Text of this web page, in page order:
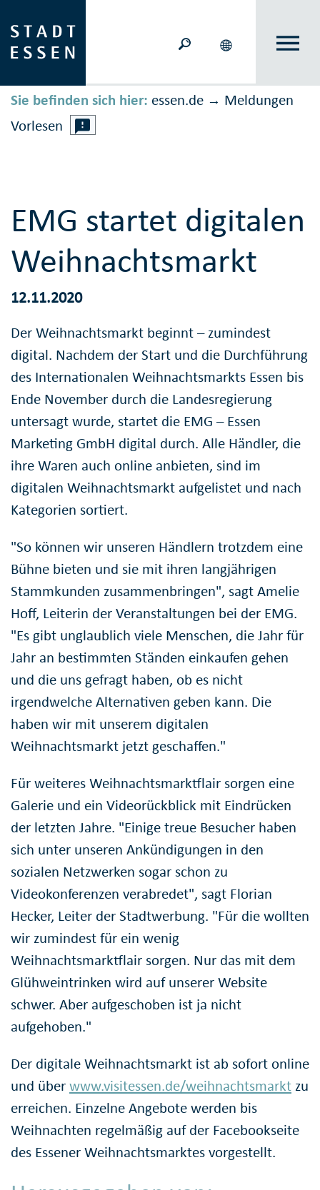
Sie befinden sich hier: essen.de → Meldungen
Vorlesen
EMG startet digitalen
Weihnachtsmarkt
12.11.2020
Der Weihnachtsmarkt beginnt – zumindest
digital. Nachdem der Start und die Durchführung
des Internationalen Weihnachtsmarkts Essen bis
Ende November durch die Landesregierung
untersagt wurde, startet die EMG – Essen
Marketing GmbH digital durch. Alle Händler, die
ihre Waren auch online anbieten, sind im
digitalen Weihnachtsmarkt aufgelistet und nach
Kategorien sortiert.
"So können wir unseren Händlern trotzdem eine
Bühne bieten und sie mit ihren langjährigen
Stammkunden zusammenbringen", sagt Amelie
Hoff, Leiterin der Veranstaltungen bei der EMG.
"Es gibt unglaublich viele Menschen, die Jahr für
Jahr an bestimmten Ständen einkaufen gehen
und die uns gefragt haben, ob es nicht
irgendwelche Alternativen geben kann. Die
haben wir mit unserem digitalen
Weihnachtsmarkt jetzt geschaffen."
Für weiteres Weihnachtsmarktflair sorgen eine
Galerie und ein Videorückblick mit Eindrücken
der letzten Jahre. "Einige treue Besucher haben
sich unter unseren Ankündigungen in den
sozialen Netzwerken sogar schon zu
Videokonferenzen verabredet", sagt Florian
Hecker, Leiter der Stadtwerbung. "Für die wollten
wir zumindest für ein wenig
Weihnachtsmarktflair sorgen. Nur das mit dem
Glühweintrinken wird auf unserer Website
schwer. Aber aufgeschoben ist ja nicht
aufgehoben."
Der digitale Weihnachtsmarkt ist ab sofort online
und überwww.visitessen.de/weihnachtsmarkt zu
erreichen. Einzelne Angebote werden bis
Weihnachten regelmäßig auf der Facebookseite
des Essener Weihnachtsmarktes vorgestellt.